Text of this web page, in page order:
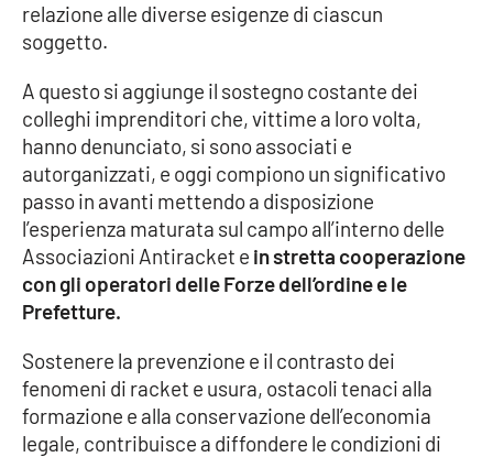
Storie
LAC
NETWORK
Lacplay.it
Lactv.it
Laconair.it
Lacitymag.it
Lacapitalenews.it
Ilreggino.it
relazione alle diverse esigenze di ciascun
soggetto.
A questo si aggiunge il sostegno costante dei
colleghi imprenditori che, vittime a loro volta,
hanno denunciato, si sono associati e
autorganizzati, e oggi compiono un significativo
passo in avanti mettendo a disposizione
l’esperienza maturata sul campo all’interno delle
Associazioni Antiracket e in stretta cooperazione
con gli operatori delle Forze dell’ordine e le
Prefetture.
Sostenere la prevenzione e il contrasto dei
fenomeni di racket e usura, ostacoli tenaci alla
formazione e alla conservazione dell’economia
legale, contribuisce a diffondere le condizioni di